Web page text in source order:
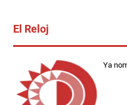
El Reloj
Ya